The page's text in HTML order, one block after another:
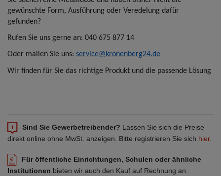
gewünschte Form, Ausführung oder Veredelung dafür
gefunden?
Rufen Sie uns gerne an: 040 675 877 14
Oder mailen Sie uns: service@kronenberg24.de
Wir finden für Sie das richtige Produkt und die passende Lösung
Sind Sie Gewerbetreibender? Lassen Sie sich die Preise
direkt online ohne MwSt. anzeigen. Bitte registrieren Sie sich hier.
Für öffentliche Einrichtungen, Schulen oder ähnliche
Institutionen bieten wir auch den Kauf auf Rechnung an.